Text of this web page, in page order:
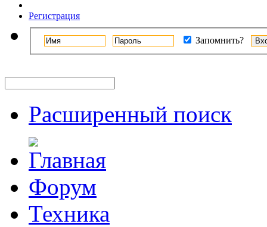
Регистрация
Запомнить?
Расширенный поиск
Форум
Техника